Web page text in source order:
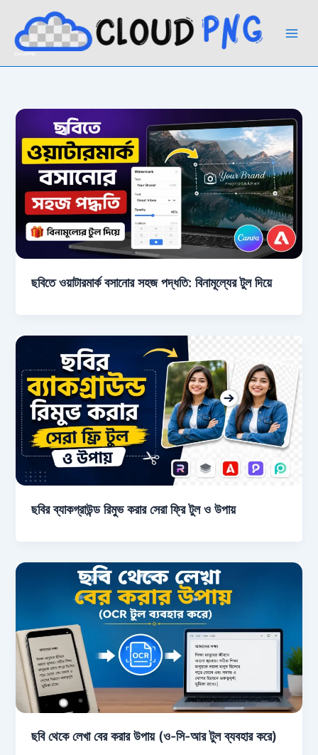
content
ছবিতে ওয়াটারমার্ক বসানোর সহজ পদ্ধতি: বিনামূল্যের টুল দিয়ে
ছবির ব্যাকগ্রাউন্ড রিমুভ করার সেরা ফ্রি টুল ও উপায়
ছবি থেকে লেখা বের করার উপায় (ও-সি-আর টুল ব্যবহার করে)